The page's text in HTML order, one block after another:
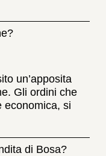
un’apposita
Gli ordini che
economica, si
di Bosa?